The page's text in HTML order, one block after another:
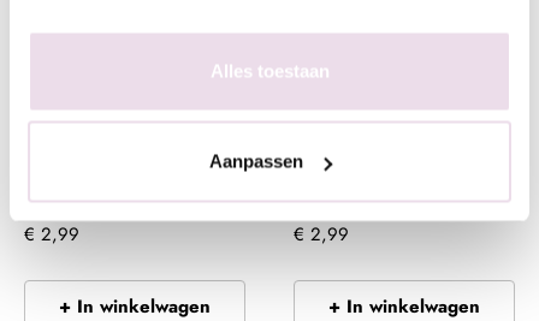
Alles toestaan
Aanpassen
Shattered Glas Line SG13
€ 2,99
+ In winkelwagen
Shattered Glas Line SG14
€ 2,99
+ In winkelwagen